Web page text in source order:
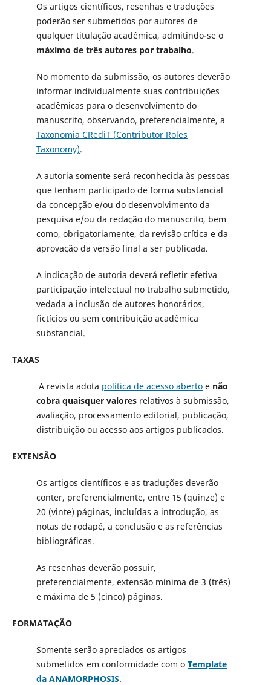
Os artigos científicos, resenhas e traduções
poderão ser submetidos por autores de
qualquer titulação acadêmica, admitindo-se o
máximo de três autores por trabalho.
No momento da submissão, os autores deverão
informar individualmente suas contribuições
acadêmicas para o desenvolvimento do
manuscrito, observando, preferencialmente, a
Taxonomia CRediT (Contributor Roles
Taxonomy).
A autoria somente será reconhecida às pessoas
que tenham participado de forma substancial
da concepção e/ou do desenvolvimento da
pesquisa e/ou da redação do manuscrito, bem
como, obrigatoriamente, da revisão crítica e da
aprovação da versão final a ser publicada.
A indicação de autoria deverá refletir efetiva
participação intelectual no trabalho submetido,
vedada a inclusão de autores honorários,
fictícios ou sem contribuição acadêmica
substancial.
TAXAS
A revista adota política de acesso abertoe não
cobra quaisquer valoresrelativos à submissão,
avaliação, processamento editorial, publicação,
distribuição ou acesso aos artigos publicados.
EXTENSÃO
Os artigos científicos e as traduções deverão
conter, preferencialmente, entre 15 (quinze) e
20 (vinte) páginas, incluídas a introdução, as
notas de rodapé, a conclusão e as referências
bibliográficas.
As resenhas deverão possuir,
preferencialmente, extensão mínima de 3 (três)
e máxima de 5 (cinco) páginas.
FORMATAÇÃO
Somente serão apreciados os artigos
submetidos em conformidade com o Template
da ANAMORPHOSIS.